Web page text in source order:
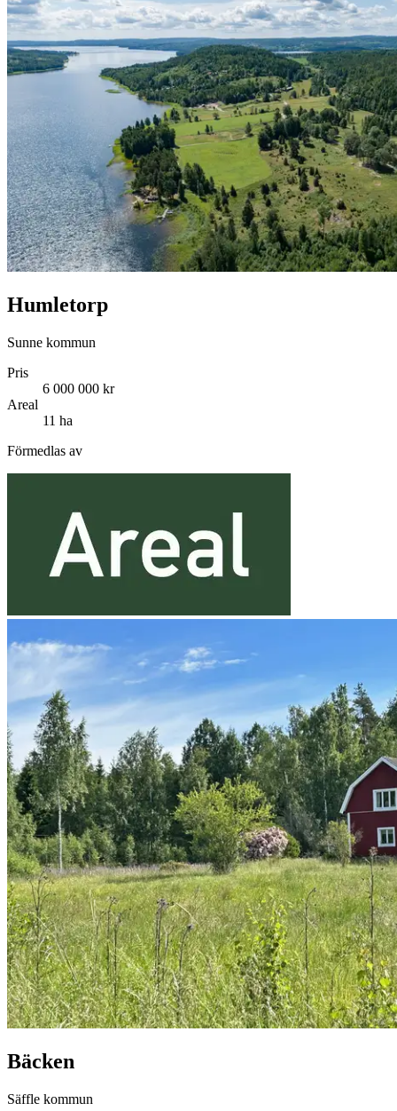
Humletorp
Sunne kommun
Pris
6 000 000 kr
Areal
11 ha
Förmedlas av
Bäcken
Säffle kommun